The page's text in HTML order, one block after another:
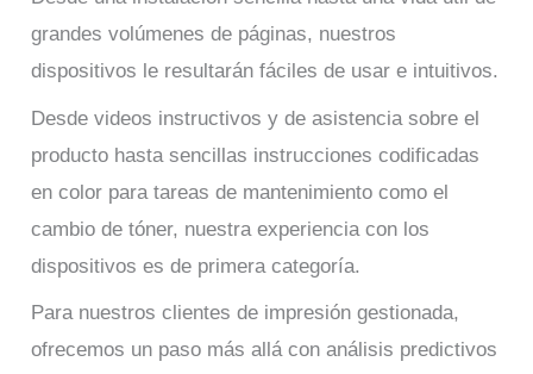
grandes volúmenes de páginas, nuestros
dispositivos le resultarán fáciles de usar e intuitivos.
Desde videos instructivos y de asistencia sobre el
producto hasta sencillas instrucciones codificadas
en color para tareas de mantenimiento como el
cambio de tóner, nuestra experiencia con los
dispositivos es de primera categoría.
Para nuestros clientes de impresión gestionada,
ofrecemos un paso más allá con análisis predictivos